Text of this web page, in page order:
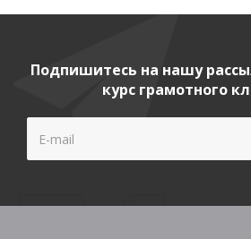
Подпишитесь на нашу
курс грамотного